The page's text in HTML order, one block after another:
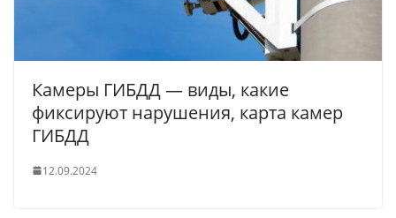
Камеры ГИБДД — виды, какие
фиксируют нарушения, карта камер
ГИБДД
12.09.2024